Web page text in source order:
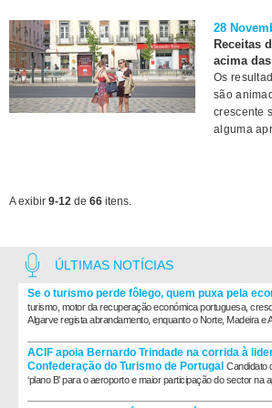
28
Receitas
acima
Os
são
crescente
alguma
A exibir 9-12 de 66 itens.
ÚLTIMAS NOTÍCIAS
Se o turismo perde fôlego, quem puxa pela
turismo, motor da recuperação económica portuguesa,
Algarve regista abrandamento, enquanto o Norte, Madeira e
ACIF apoia Bernardo Trindade na corrida à
Confederação do Turismo de Portugal Candidato
‘plano B’ para o aeroporto e maior participação do sector na